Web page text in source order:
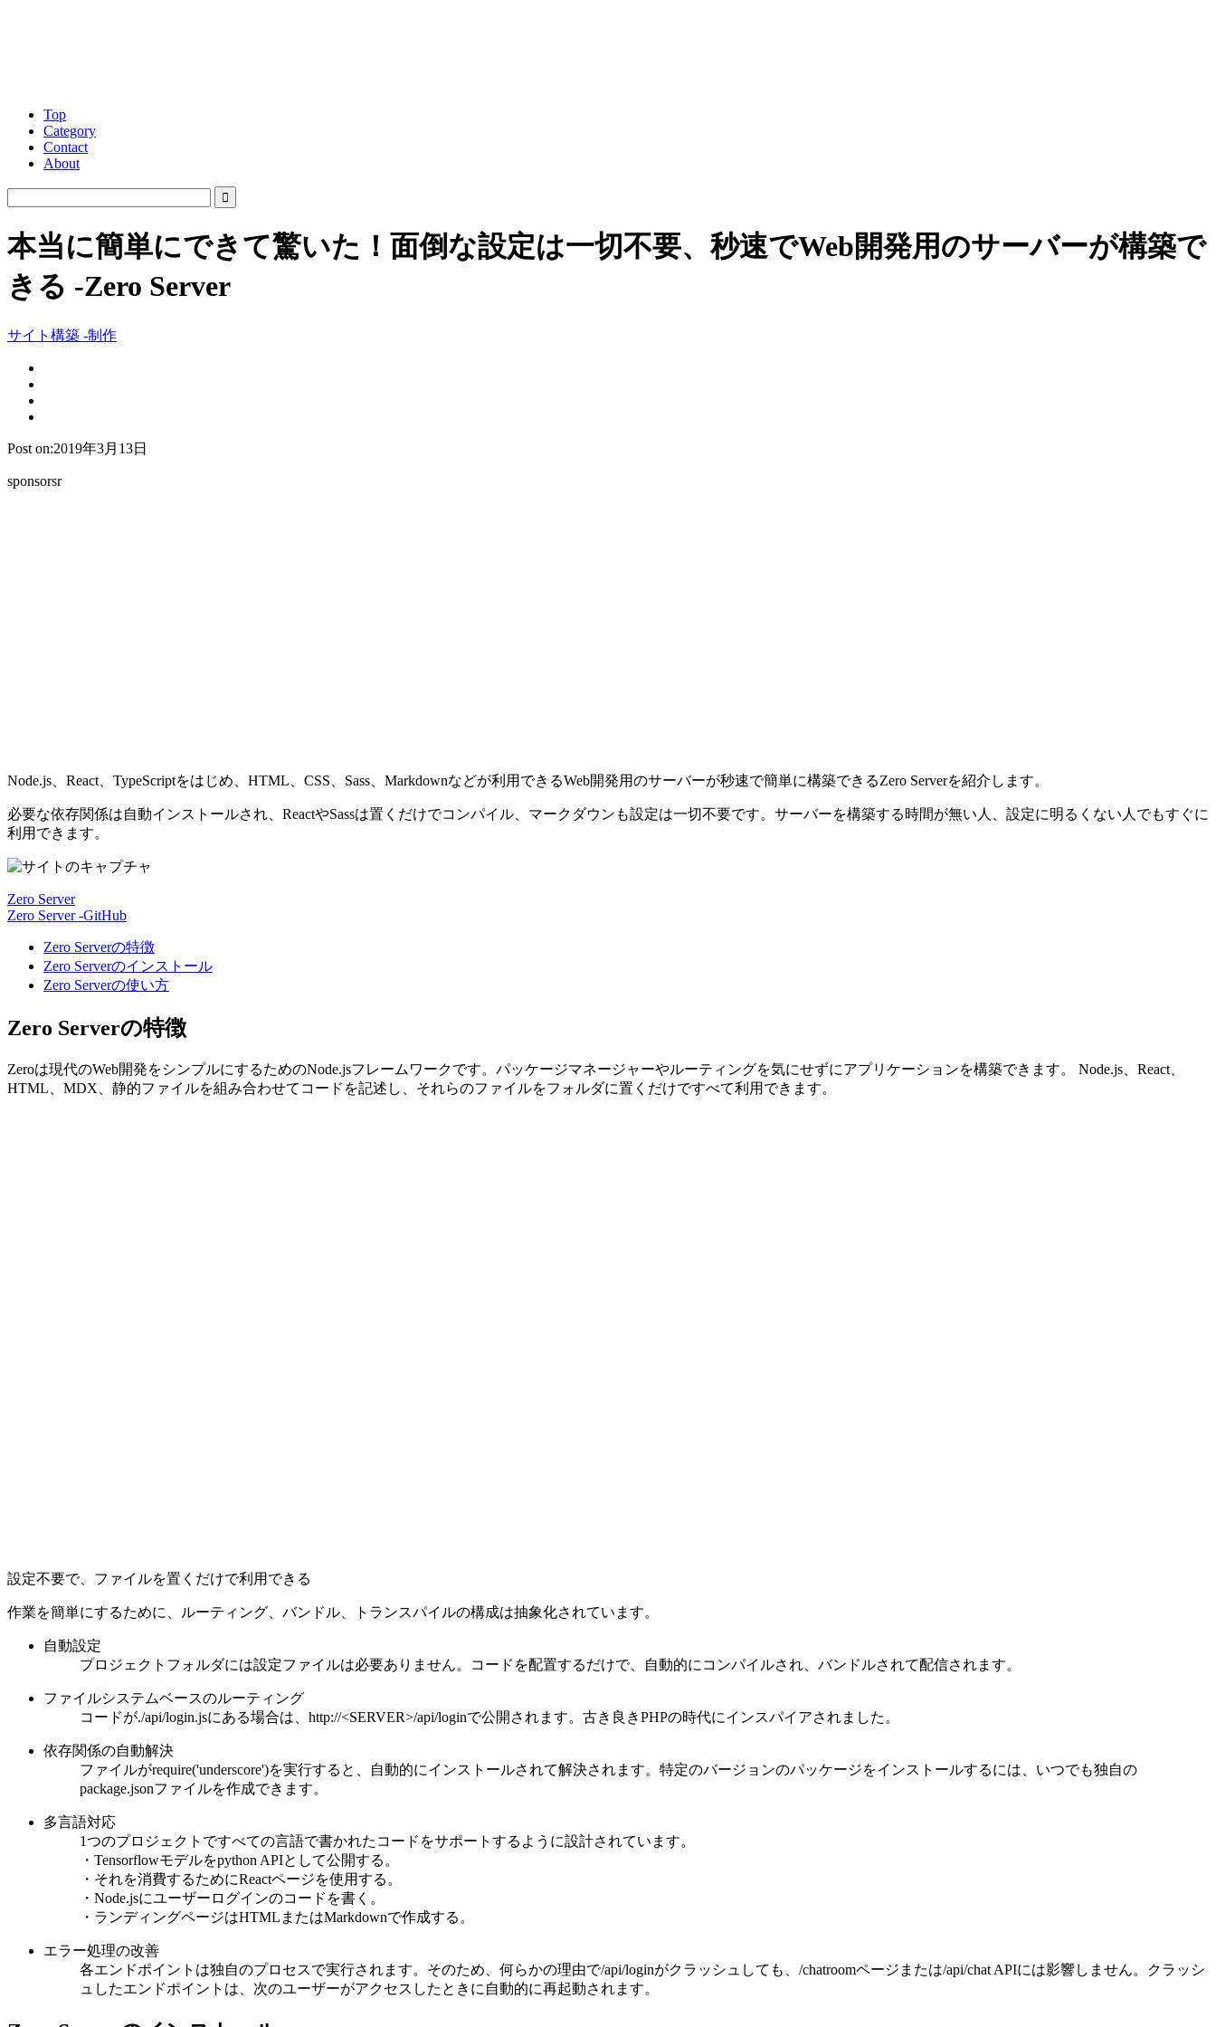
Top
Category
Contact
About
本当に簡単にできて驚いた！面倒な設定は一切不要、秒速でWeb開発用のサーバーが構築で
きる -Zero Server
サイト構築 -制作
Post on:2019年3月13日
sponsorsr
Node.js、React、TypeScriptをはじめ、HTML、CSS、Sass、Markdownなどが利用できるWeb開発用のサーバーが秒速で簡単に構築できるZero Serverを紹介します。
必要な依存関係は自動インストールされ、ReactやSassは置くだけでコンパイル、マークダウンも設定は一切不要です。サーバーを構築する時間が無い人、設定に明るくない人でもすぐに
利用できます。
Zero Server
Zero Server -GitHub
Zero Serverの特徴
Zero Serverのインストール
Zero Serverの使い方
Zero Serverの特徴
Zeroは現代のWeb開発をシンプルにするためのNode.jsフレームワークです。パッケージマネージャーやルーティングを気にせずにアプリケーションを構築できます。 Node.js、React、
HTML、MDX、静的ファイルを組み合わせてコードを記述し、それらのファイルをフォルダに置くだけですべて利用できます。
設定不要で、ファイルを置くだけで利用できる
作業を簡単にするために、ルーティング、バンドル、トランスパイルの構成は抽象化されています。
自動設定
プロジェクトフォルダには設定ファイルは必要ありません。コードを配置するだけで、自動的にコンパイルされ、バンドルされて配信されます。
ファイルシステムベースのルーティング
コードが./api/login.jsにある場合は、http://<SERVER>/api/loginで公開されます。古き良きPHPの時代にインスパイアされました。
依存関係の自動解決
ファイルがrequire('underscore')を実行すると、自動的にインストールされて解決されます。特定のバージョンのパッケージをインストールするには、いつでも独自の
package.jsonファイルを作成できます。
多言語対応
1つのプロジェクトですべての言語で書かれたコードをサポートするように設計されています。
・Tensorflowモデルをpython APIとして公開する。
・それを消費するためにReactページを使用する。
・Node.jsにユーザーログインのコードを書く。
・ランディングページはHTMLまたはMarkdownで作成する。
エラー処理の改善
各エンドポイントは独自のプロセスで実行されます。そのため、何らかの理由で/api/loginがクラッシュしても、/chatroomページまたは/api/chat APIには影響しません。クラッシ
ュしたエンドポイントは、次のユーザーがアクセスしたときに自動的に再起動されます。